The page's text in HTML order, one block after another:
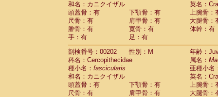
和名：カニクイザル
英名：
頭蓋骨：有
下顎骨：有
上腕骨：
尺骨：有
肩甲骨：有
大腿骨：
腓骨：有
寛骨：有
体幹：有
手：有
足：有
剖検番号：00202
性別：M
年齢：
科名：Cercopithecidae
属名：
種小名： fascicularis
亜種小名
和名：カニクイザル
英名：
頭蓋骨：有
下顎骨：有
上腕骨：
尺骨：有
肩甲骨：有
大腿骨：